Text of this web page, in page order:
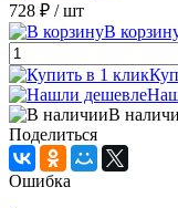
728 ₽ / шт
В
В
Поделиться
Ошибка